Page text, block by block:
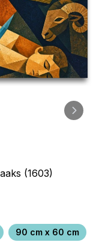
(1603)
90 cm x 60 cm